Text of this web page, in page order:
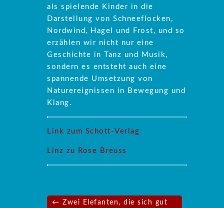
als spielende Kinder in die
Darstellung von Schneeflocken,
Nordwind, Hagel und Frost, und so
erzählen wir nicht nur eine
Geschichte in Tanz und Musik,
sondern es entsteht auch eine
spannende Umsetzung von
Naturereignissen in Bewegung und
Klang.
Link zum Schott-Verlag
Linz zu Rose Breuss
Beitragsnavigation
← Zwei Elefanten, die sich gut